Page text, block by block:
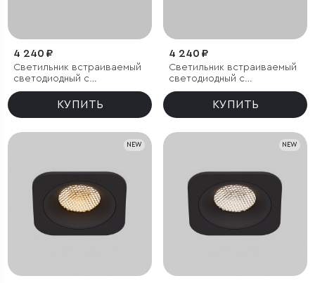
4 240 ₽
Светильник встраиваемый
светодиодный с
антибликовой решеткой
Tetro 20W 3000K белый
КУПИТЬ
4 240 ₽
Светильник встраиваемый
светодиодный с
антибликовой решеткой
Tetro 20W 4000K белый
КУПИТЬ
NEW NEW